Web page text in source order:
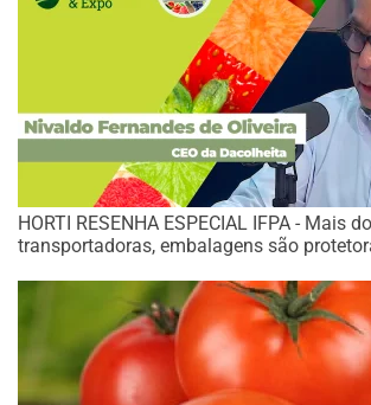
HORTI RESENHA ESPECIAL IFPA - Mais
transportadoras, embalagens são